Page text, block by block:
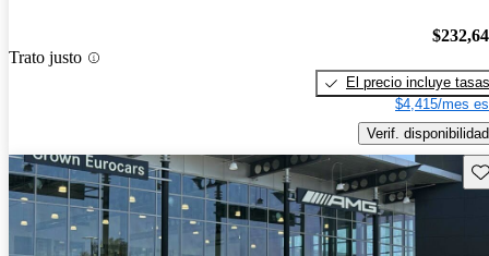
Trato justo
El precio incluye tasas
$4,415/mes
Verif. disponibilidad